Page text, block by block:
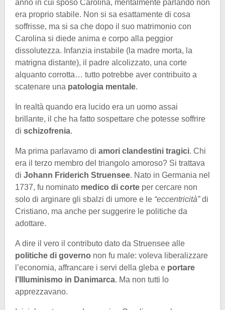
anno in cui sposò Carolina, mentalmente parlando non
era proprio stabile. Non si sa esattamente di cosa
soffrisse, ma si sa che dopo il suo matrimonio con
Carolina si diede anima e corpo alla peggior
dissolutezza. Infanzia instabile (la madre morta, la
matrigna distante), il padre alcolizzato, una corte
alquanto corrotta… tutto potrebbe aver contribuito a
scatenare una patologia mentale.
In realtà quando era lucido era un uomo assai
brillante, il che ha fatto sospettare che potesse soffrire
di schizofrenia.
Ma prima parlavamo di amori clandestini tragici. Chi
era il terzo membro del triangolo amoroso? Si trattava
di Johann Friderich Struensee. Nato in Germania nel
1737, fu nominato medico di corte per cercare non
solo di arginare gli sbalzi di umore e le “eccentricità”di
Cristiano, ma anche per suggerire le politiche da
adottare.
A dire il vero il contributo dato da Struensee alle
politiche di governo non fu male: voleva liberalizzare
l’economia, affrancare i servi della gleba e portare
l’Illuminismo in Danimarca. Ma non tutti lo
apprezzavano.